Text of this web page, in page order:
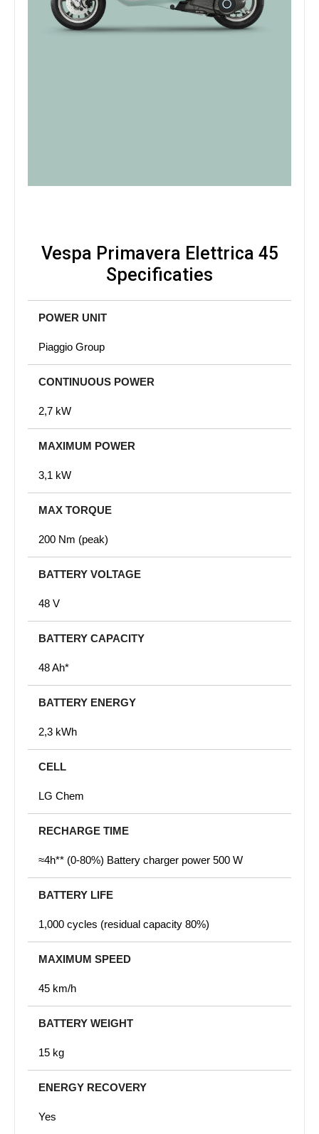
Vespa Primavera Elettrica 45
Specificaties
POWER UNIT
Piaggio Group
CONTINUOUS POWER
2,7 kW
MAXIMUM POWER
3,1 kW
MAX TORQUE
200 Nm (peak)
BATTERY VOLTAGE
48 V
BATTERY CAPACITY
48 Ah*
BATTERY ENERGY
2,3 kWh
CELL
LG Chem
RECHARGE TIME
≈4h** (0-80%) Battery charger power 500 W
BATTERY LIFE
1,000 cycles (residual capacity 80%)
MAXIMUM SPEED
45 km/h
BATTERY WEIGHT
15 kg
ENERGY RECOVERY
Yes